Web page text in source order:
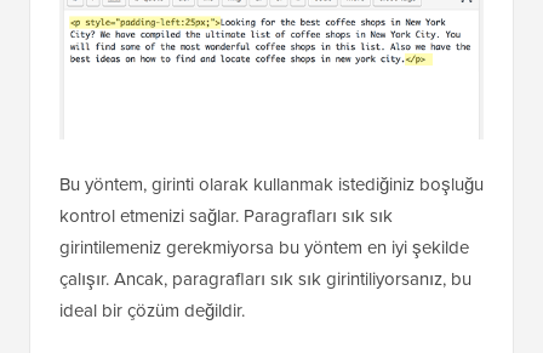
Bu yöntem, girinti olarak kullanmak istediğiniz boşluğu
kontrol etmenizi sağlar. Paragrafları sık sık
girintilemeniz gerekmiyorsa bu yöntem en iyi şekilde
çalışır. Ancak, paragrafları sık sık girintiliyorsanız, bu
ideal bir çözüm değildir.